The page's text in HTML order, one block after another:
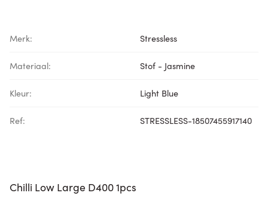
Merk: Stressless
Materiaal: Stof - Jasmine
Kleur: Light Blue
Ref: STRESSLESS-18507455917140
Chilli Low Large D400 1pcs